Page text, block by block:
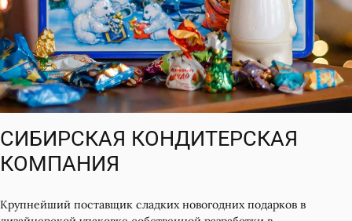
СИБИРСКАЯ КОНДИТЕРСКАЯ
КОМПАНИЯ
Крупнейший поставщик сладких новогодних подарков в